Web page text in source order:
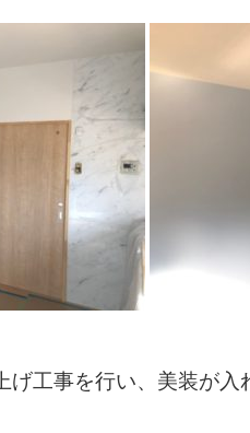
げ工事を行い、美装が入